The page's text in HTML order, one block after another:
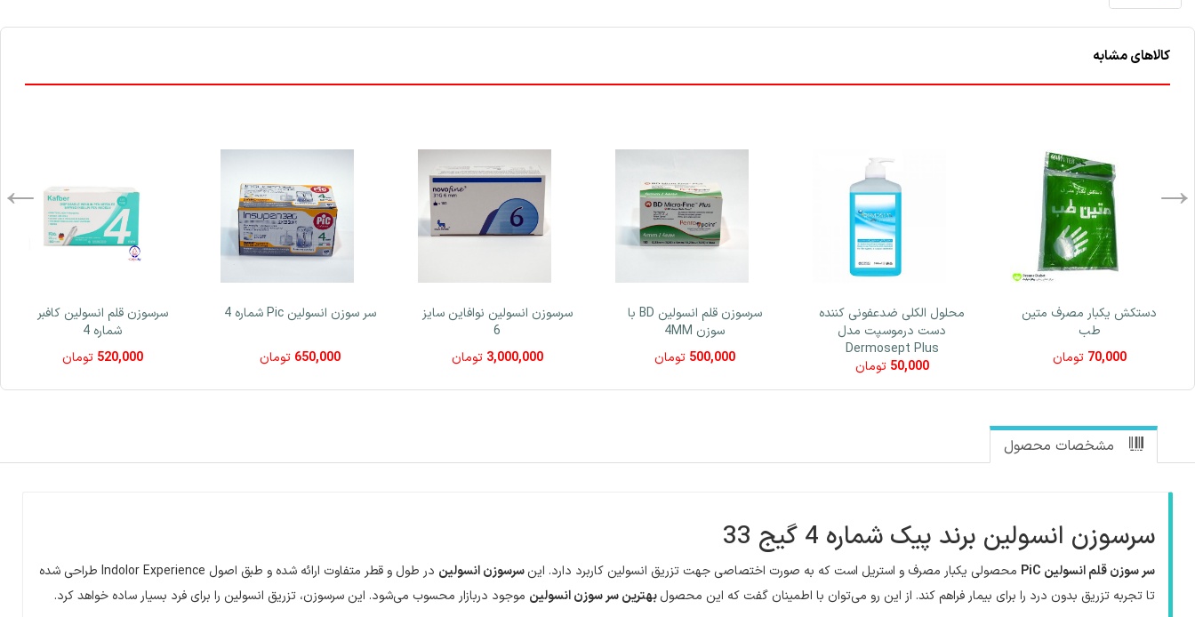
کالاهای مشابه
دستکش یکبار مصرف متین
طب
70,000 تومان
محلول الکلی ضدعفونی کننده
دست درموسپت مدل
Dermosept Plus
50,000 تومان
سرسوزن قلم انسولین BD با
سوزن 4MM
500,000 تومان
سرسوزن انسولین نوافاین سایز
6
3,000,000 تومان
سر سوزن انسولین Pic شماره 4
650,000 تومان
سرسوزن قلم انسولین کافبر
شماره 4
520,000 تومان
مشخصات محصول
سرسوزن انسولین برند پیک شماره 4 گیج 33
سر سوزن‌ قلم انسولین محصولی یکبار مصرف و استریل است که به صورت اختصاصی جهت تزریق انسولین کاربرد دارد. اینسرسوزن‌ انسولین در طول و قطر متفاوت ارائه شده و طبق اصول
طراحی شده
تا تجربه تزریق بدون درد را برای بیمار فراهم کند. از این رو می‌توان با اطمینان گفت که این محصولبهترین سر سوزن انسولین موجود دربازار محسوب می‌شود. این سرسوزن، تزریق انسولین را برای فرد بسیار ساده خواهد کرد.